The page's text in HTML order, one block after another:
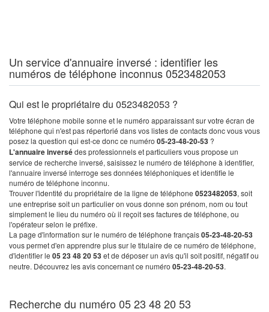
Un service d'annuaire inversé : identifier les
numéros de téléphone inconnus 0523482053
Qui est le propriétaire du 0523482053 ?
Votre téléphone mobile sonne et le numéro apparaissant sur votre écran de
téléphone qui n'est pas répertorié dans vos listes de contacts donc vous vous
posez la question qui est-ce donc ce numéro 05-23-48-20-53 ?
L'annuaire inversédes professionnels et particuliers vous propose un
service de recherche inversé, saisissez le numéro de téléphone à identifier,
l'annuaire inversé interroge ses données téléphoniques et identifie le
numéro de téléphone inconnu.
Trouver l'identité du propriétaire de la ligne de téléphone 0523482053, soit
une entreprise soit un particulier on vous donne son prénom, nom ou tout
simplement le lieu du numéro où il reçoit ses factures de téléphone, ou
l'opérateur selon le préfixe.
La page d'information sur le numéro de téléphone français05-23-48-20-53
vous permet d'en apprendre plus sur le titulaire de ce numéro de téléphone,
d'identifier le 05 23 48 20 53et de déposer un avis qu'il soit positif, négatif ou
neutre. Découvrez les avis concernant ce numéro 05-23-48-20-53.
Recherche du numéro 05 23 48 20 53